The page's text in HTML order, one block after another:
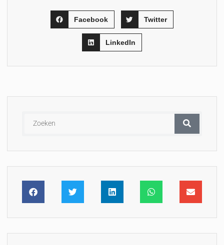
Facebook Twitter
LinkedIn